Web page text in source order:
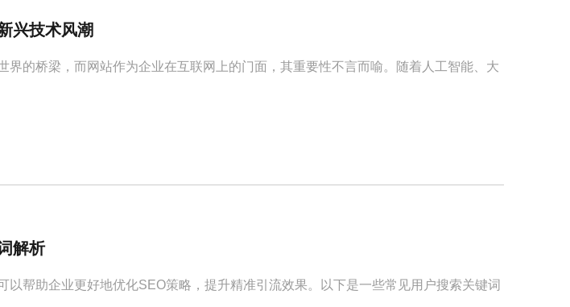
兴技术风潮
界的桥梁，而网站作为企业在互联网上的门面，其重要性不言而喻。随着人工智能、大
解析
以帮助企业更好地优化SEO策略，提升精准引流效果。以下是一些常见用户搜索关键词